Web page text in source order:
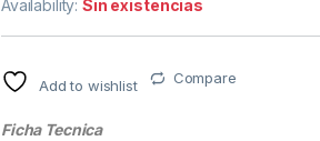
Availability:Sin existencias
Add to wishlist Compare
Ficha Tecnica